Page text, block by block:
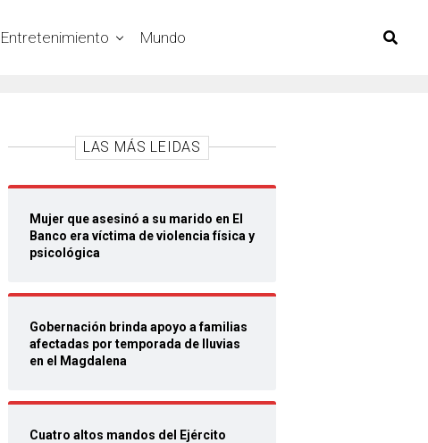
Entretenimiento Mundo
LAS MÁS LEIDAS
Mujer que asesinó a su marido en El
Banco era víctima de violencia física y
psicológica
Gobernación brinda apoyo a familias
afectadas por temporada de lluvias
en el Magdalena
Cuatro altos mandos del Ejército